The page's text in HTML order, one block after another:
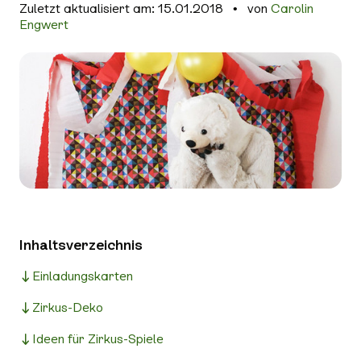
Zuletzt aktualisiert am: 15.01.2018 von Carolin
Engwert
Inhaltsverzeichnis
Einladungskarten
Zirkus-Deko
Ideen für Zirkus-Spiele